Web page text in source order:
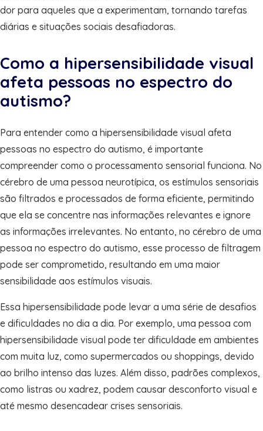
dor para aqueles que a experimentam, tornando tarefas
diárias e situações sociais desafiadoras.
Como a hipersensibilidade visual
afeta pessoas no espectro do
autismo?
Para entender como a hipersensibilidade visual afeta
pessoas no espectro do autismo, é importante
compreender como o processamento sensorial funciona. No
cérebro de uma pessoa neurotípica, os estímulos sensoriais
são filtrados e processados de forma eficiente, permitindo
que ela se concentre nas informações relevantes e ignore
as informações irrelevantes. No entanto, no cérebro de uma
pessoa no espectro do autismo, esse processo de filtragem
pode ser comprometido, resultando em uma maior
sensibilidade aos estímulos visuais.
Essa hipersensibilidade pode levar a uma série de desafios
e dificuldades no dia a dia. Por exemplo, uma pessoa com
hipersensibilidade visual pode ter dificuldade em ambientes
com muita luz, como supermercados ou shoppings, devido
ao brilho intenso das luzes. Além disso, padrões complexos,
como listras ou xadrez, podem causar desconforto visual e
até mesmo desencadear crises sensoriais.